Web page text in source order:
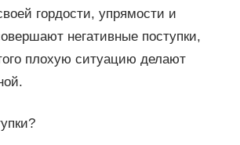
гордости, упрямости и
негативные поступки,
плохую ситуацию делают